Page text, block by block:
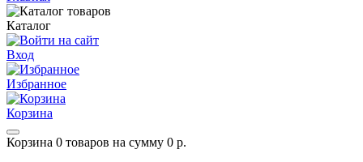
Каталог
Вход
Избранное
Корзина
Корзина 0 товаров на сумму 0 р.